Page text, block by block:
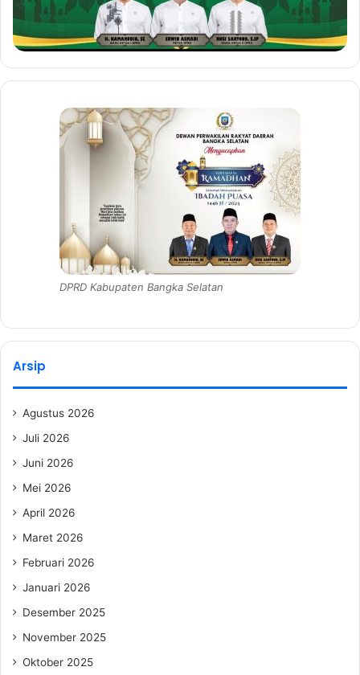
DPRD Kabupaten Bangka Selatan
Arsip
Agustus 2026
Juli 2026
Juni 2026
Mei 2026
April 2026
Maret 2026
Februari 2026
Januari 2026
Desember 2025
November 2025
Oktober 2025